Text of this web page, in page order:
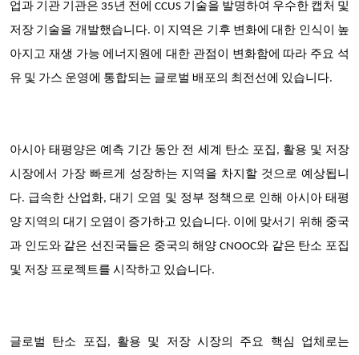
업과 기관 기관은 35년 전에 CCUS 기술을 발명하여 우수한 캡처 및
저장 기술을 개발했습니다. 이 지역은 기후 변화에 대한 인식이 높
아지고 재생 가능 에너지원에 대한 관점이 변화함에 따라 주요 석
유 및 가스 운영에 통합되는 글로벌 배포의 최전선에 있습니다.
아시아 태평양은 예측 기간 동안 전 세계 탄소 포집, 활용 및 저장
시장에서 가장 빠르게 성장하는 지역을 차지할 것으로 예상됩니
다. 급속한 산업화, 대기 오염 및 정부 정책으로 인해 아시아 태평
양 지역의 대기 오염이 증가하고 있습니다. 이에 맞서기 위해 중국
과 인도와 같은 선진국들은 중국의 해양 CNOOC와 같은 탄소 포집
및 저장 프로젝트를 시작하고 있습니다.
글로벌 탄소 포집, 활용 및 저장 시장의 주요 핵심 업체로는